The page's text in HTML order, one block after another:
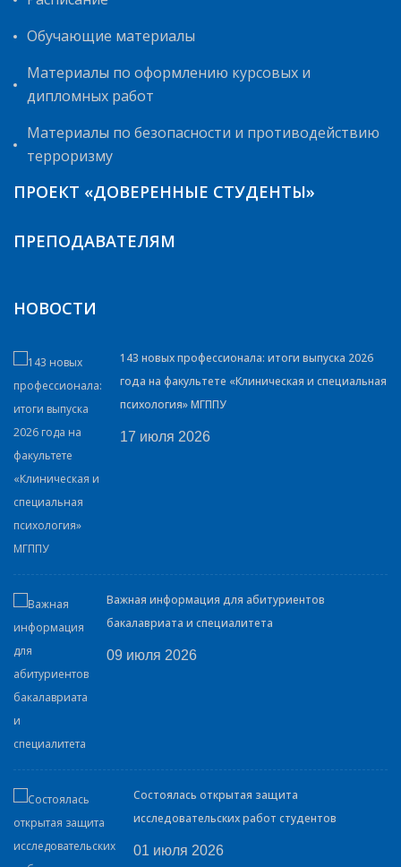
Обучающие материалы
Материалы по оформлению курсовых и
дипломных работ
Материалы по безопасности и противодействию
терроризму
ПРОЕКТ «ДОВЕРЕННЫЕ СТУДЕНТЫ»
ПРЕПОДАВАТЕЛЯМ
НОВОСТИ
143 новых профессионала: итоги выпуска 2026
года на факультете «Клиническая и специальная
психология» МГППУ
17 июля 2026
Важная информация для абитуриентов
бакалавриата и специалитета
09 июля 2026
Состоялась открытая защита
исследовательских работ студентов
01 июля 2026